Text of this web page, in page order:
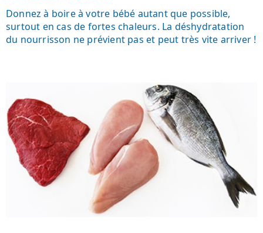
Donnez à boire à votre bébé autant que possible,
surtout en cas de fortes chaleurs. La déshydratation
du nourrisson ne prévient pas et peut très vite arriver !